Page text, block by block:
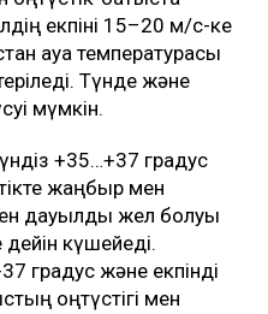
болады. Облыстың
жоғары деңгейде
градус болады.
аудандарда өткінші
Кешке қарай
нашарлап, нөсер
жел күтіледі. Өңірдің
қаупі өте жоғары.